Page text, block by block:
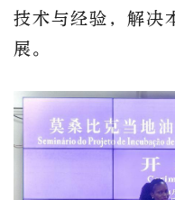
技术与经验，解决
展。